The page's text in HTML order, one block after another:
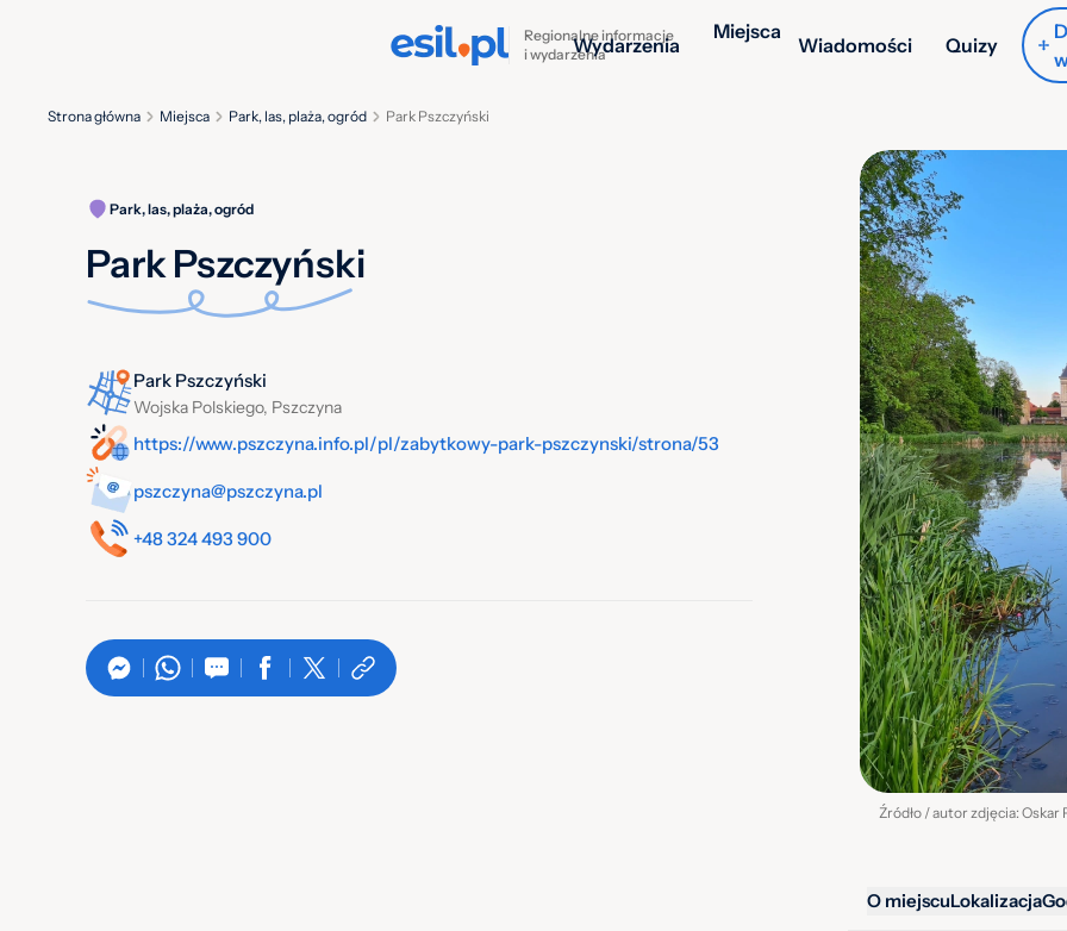
Regionalne informacje
i wydarzeniaWydarzenia
Miejsca
Wiadomości Quizy
Park Pszczyński
Park, las, plaża, ogród
Miejsca
Strona główna
Park, las, plaża, ogród
Park Pszczyński
Park Pszczyński
Wojska Polskiego, Pszczyna
https://www.pszczyna.info.pl/pl/zabytkowy-park-pszczynski/strona/53
pszczyna@pszczyna.pl
+48 324 493 900
Źródło / autor zdjęcia:
O miejscuLokalizacja